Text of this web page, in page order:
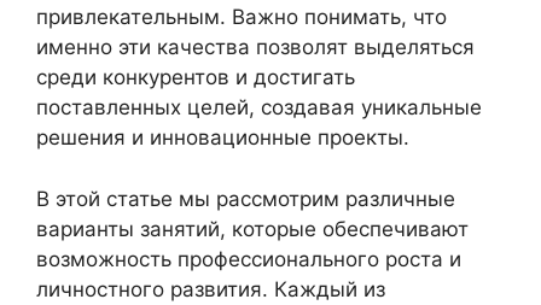
привлекательным. Важно понимать, что
именно эти качества позволят выделяться
среди конкурентов и достигать
поставленных целей, создавая уникальные
решения и инновационные проекты.
В этой статье мы рассмотрим различные
варианты занятий, которые обеспечивают
возможность профессионального роста и
личностного развития. Каждый из